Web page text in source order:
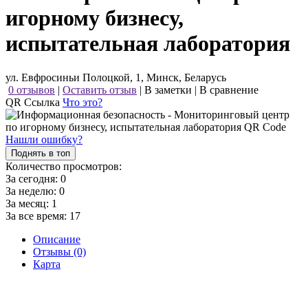
игорному бизнесу,
испытательная лаборатория
ул. Евфросиньи Полоцкой, 1, Минск, Беларусь
0 отзывов | Оставить отзыв | В заметки | В сравнение
QR Ссылка Что это?
Нашли ошибку?
Поднять в топ
Количество просмотров:
За сегодня: 0
За неделю: 0
За месяц: 1
За все время: 17
Описание
Отзывы (0)
Карта